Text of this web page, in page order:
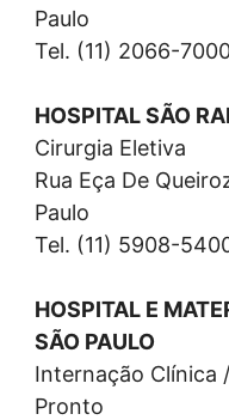
Paulo
Tel. (11) 2066-
HOSPITAL SÃO
Cirurgia Eletiva
Rua Eça De
Paulo
Tel. (11) 5908-
HOSPITAL E
SÃO PAULO
Internação Clínica
Pronto